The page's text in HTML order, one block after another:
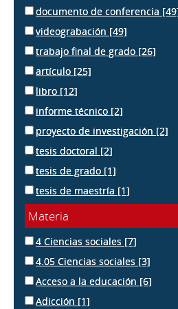
documento de conferencia
videograbación [49]
trabajo final de grado [26]
artículo [25]
libro [12]
informe técnico [2]
proyecto de investigación [2]
tesis doctoral [2]
tesis de grado [1]
tesis de maestría [1]
Materia
4 Ciencias sociales [7]
4.05 Ciencias sociales [3]
Acceso a la educación [6]
Adicción [1]